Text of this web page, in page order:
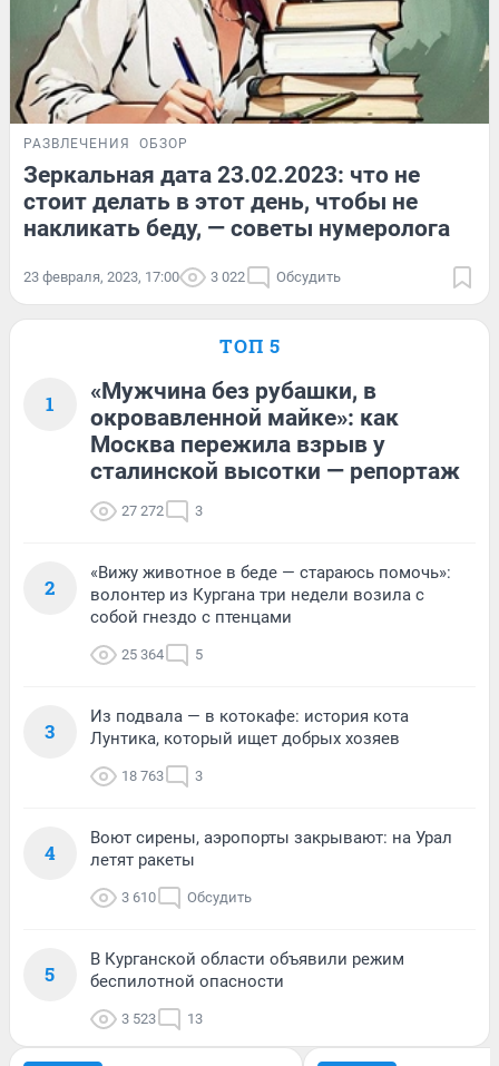
РАЗВЛЕЧЕНИЯ ОБЗОР
Зеркальная дата 23.02.2023: что не
стоит делать в этот день, чтобы не
накликать беду, — советы нумеролога
23 февраля, 2023, 17:00 3 022 Обсудить
ТОП 5
1
«Мужчина без рубашки, в
окровавленной майке»: как
Москва пережила взрыв у
сталинской высотки — репортаж
27 272 3
2
«Вижу животное в беде — стараюсь помочь»:
волонтер из Кургана три недели возила с
собой гнездо с птенцами
25 364 5
3
Из подвала — в котокафе: история кота
Лунтика, который ищет добрых хозяев
18 763 3
4
Воют сирены, аэропорты закрывают: на Урал
летят ракеты
3 610 Обсудить
5
В Курганской области объявили режим
беспилотной опасности
3 523 13